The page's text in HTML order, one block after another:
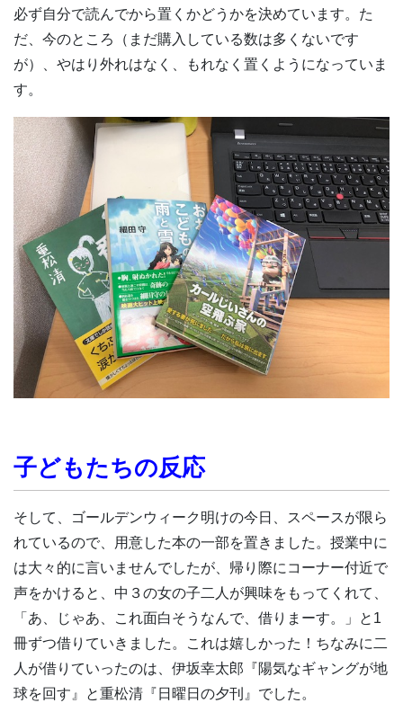
必ず自分で読んでから置くかどうかを決めています。た
だ、今のところ（まだ購入している数は多くないです
が）、やはり外れはなく、もれなく置くようになっていま
す。
子どもたちの反応
そして、ゴールデンウィーク明けの今日、スペースが限ら
れているので、用意した本の一部を置きました。授業中に
は大々的に言いませんでしたが、帰り際にコーナー付近で
声をかけると、中３の女の子二人が興味をもってくれて、
「あ、じゃあ、これ面白そうなんで、借りまーす。」と1
冊ずつ借りていきました。これは嬉しかった！ちなみに二
人が借りていったのは、伊坂幸太郎『陽気なギャングが地
球を回す』と重松清『日曜日の夕刊』でした。